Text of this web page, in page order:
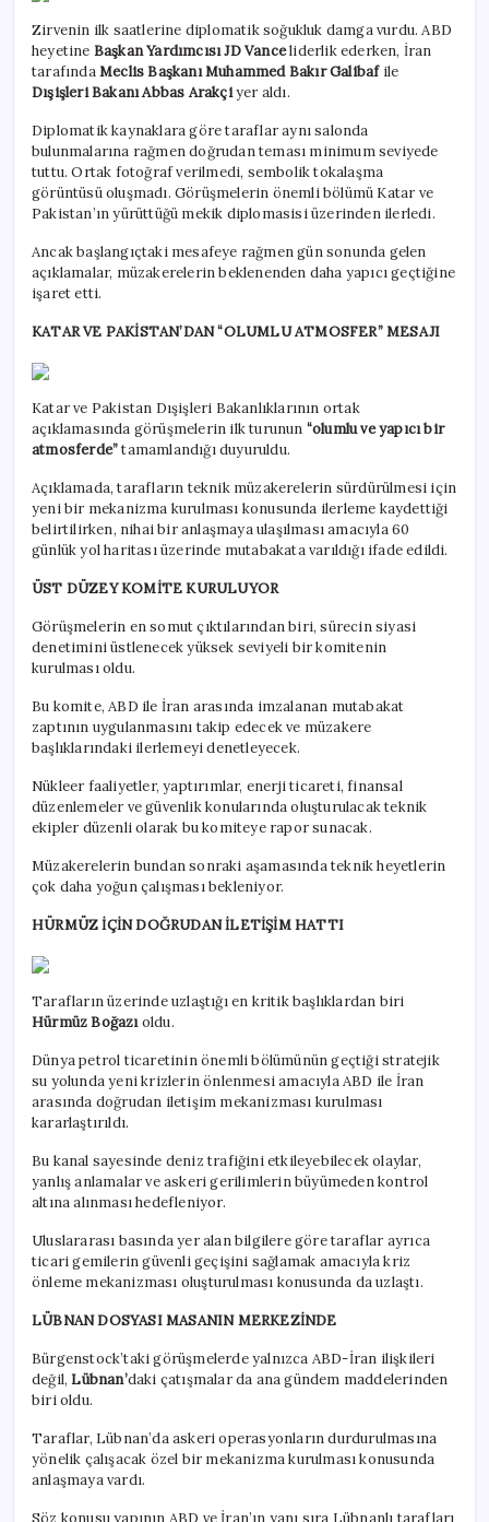
Zirvenin ilk saatlerine diplomatik soğukluk damga vurdu. ABD
heyetine Başkan Yardımcısı JD Vanceliderlik ederken, İran
tarafındaMeclis Başkanı Muhammed Bakır Galibafile
Dışişleri Bakanı Abbas Arakçiyer aldı.
Diplomatik kaynaklara göre taraflar aynı salonda
bulunmalarına rağmen doğrudan teması minimum seviyede
tuttu. Ortak fotoğraf verilmedi, sembolik tokalaşma
görüntüsü oluşmadı. Görüşmelerin önemli bölümü Katar ve
Pakistan’ın yürüttüğü mekik diplomasisi üzerinden ilerledi.
Ancak başlangıçtaki mesafeye rağmen gün sonunda gelen
açıklamalar, müzakerelerin beklenenden daha yapıcı geçtiğine
işaret etti.
KATAR VE PAKİSTAN’DAN “OLUMLU ATMOSFER” MESAJI
Katar ve Pakistan Dışişleri Bakanlıklarının ortak
açıklamasında görüşmelerin ilk turunun “olumlu ve yapıcı bir
atmosferde”tamamlandığı duyuruldu.
Açıklamada, tarafların teknik müzakerelerin sürdürülmesi için
yeni bir mekanizma kurulması konusunda ilerleme kaydettiği
belirtilirken, nihai bir anlaşmaya ulaşılması amacıyla 60
günlük yol haritası üzerinde mutabakata varıldığı ifade edildi.
ÜST DÜZEY KOMİTE KURULUYOR
Görüşmelerin en somut çıktılarından biri, sürecin siyasi
denetimini üstlenecek yüksek seviyeli bir komitenin
kurulması oldu.
Bu komite, ABD ile İran arasında imzalanan mutabakat
zaptının uygulanmasını takip edecek ve müzakere
başlıklarındaki ilerlemeyi denetleyecek.
Nükleer faaliyetler, yaptırımlar, enerji ticareti, finansal
düzenlemeler ve güvenlik konularında oluşturulacak teknik
ekipler düzenli olarak bu komiteye rapor sunacak.
Müzakerelerin bundan sonraki aşamasında teknik heyetlerin
çok daha yoğun çalışması bekleniyor.
HÜRMÜZ İÇİN DOĞRUDAN İLETİŞİM HATTI
Tarafların üzerinde uzlaştığı en kritik başlıklardan biri
Hürmüz Boğazıoldu.
Dünya petrol ticaretinin önemli bölümünün geçtiği stratejik
su yolunda yeni krizlerin önlenmesi amacıyla ABD ile İran
arasında doğrudan iletişim mekanizması kurulması
kararlaştırıldı.
Bu kanal sayesinde deniz trafiğini etkileyebilecek olaylar,
yanlış anlamalar ve askeri gerilimlerin büyümeden kontrol
altına alınması hedefleniyor.
Uluslararası basında yer alan bilgilere göre taraflar ayrıca
ticari gemilerin güvenli geçişini sağlamak amacıyla kriz
önleme mekanizması oluşturulması konusunda da uzlaştı.
LÜBNAN DOSYASI MASANIN MERKEZİNDE
Bürgenstock’taki görüşmelerde yalnızca ABD-İran ilişkileri
değil,Lübnan’daki çatışmalar da ana gündem maddelerinden
biri oldu.
Taraflar, Lübnan’da askeri operasyonların durdurulmasına
yönelik çalışacak özel bir mekanizma kurulması konusunda
anlaşmaya vardı.